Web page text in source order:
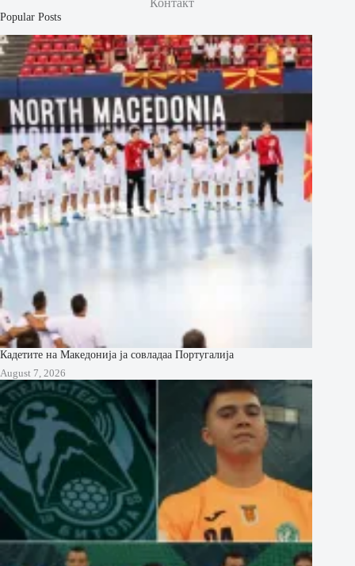
Контакт
Popular Posts
Кадетите на Македонија ја совладаа Португалија
August 7, 2026